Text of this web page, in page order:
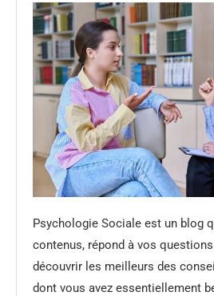
Psychologie Sociale est un blog
contenus, répond à vos
découvrir les meilleurs des
dont vous avez essentiellement